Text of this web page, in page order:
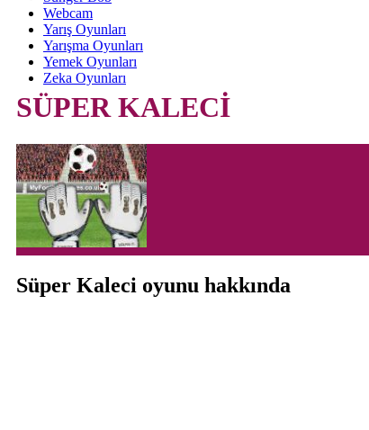
Webcam
Yarış Oyunları
Yarışma Oyunları
Yemek Oyunları
Zeka Oyunları
SÜPER KALECİ
Süper Kaleci oyunu hakkında